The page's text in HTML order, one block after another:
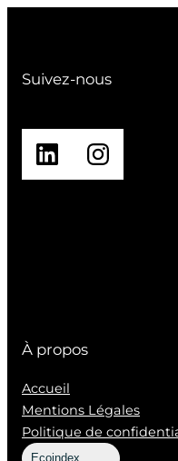
Suivez-nous
LinkedIn
À propos
Accueil
Mentions Légales
Politique de
Ecoindex